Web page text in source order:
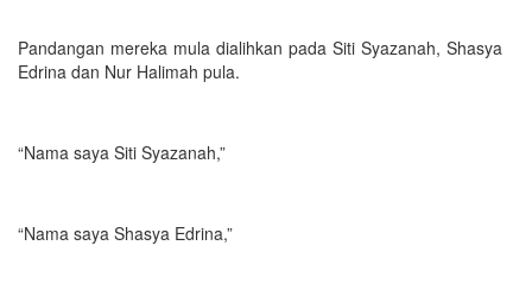
Pandangan mereka mula dialihkan pada Siti Syazanah, Shasya
Edrina dan Nur Halimah pula.
“Nama saya Siti Syazanah,”
“Nama saya Shasya Edrina,”